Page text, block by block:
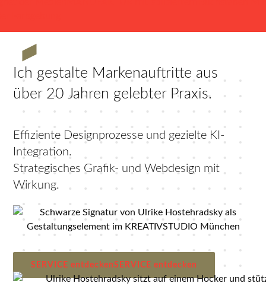
Ich gestalte Markenauftritte aus
über 20 Jahren gelebter Praxis.
Effiziente Designprozesse und gezielte KI-
Integration.
Strategisches Grafik- und Webdesign mit
Wirkung.
SERVICE entdeckenSERVICE entdecken